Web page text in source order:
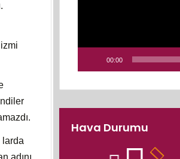
larda
adını
00:00
Hava Durumu